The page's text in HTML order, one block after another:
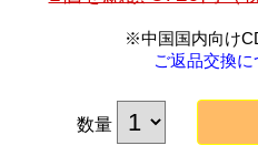
※中国国内向け
ご返品交換
数量